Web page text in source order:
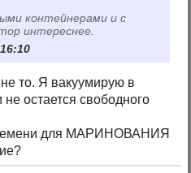
контейнерами и с
интереснее.
то. Я вакуумирую в
остается свободного
для МАРИНОВАНИЯ